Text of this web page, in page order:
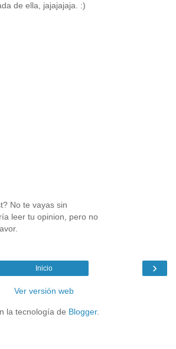
de ella, jajajajaja. :)
No te vayas sin
leer tu opinion, pero no
›
Inicio
Ver versión web
la tecnología de Blogger.